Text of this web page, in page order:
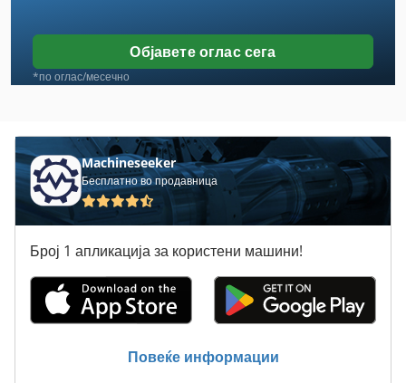
Објавете оглас сега
*по оглас/месечно
Machineseeker
Бесплатно во продавница
Број 1 апликација за користени машини!
Повеќе информации